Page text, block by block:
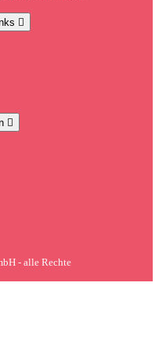


- alle Rechte